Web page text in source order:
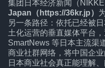
集团日本经济新闻（
Japan（https://36kr.jp）
另一条路径：依托已经被
土化运营的垂直媒体平台，
SmartNews 等日本主流渠
商业社群网络，将中国企
日本商业社会真正能理解